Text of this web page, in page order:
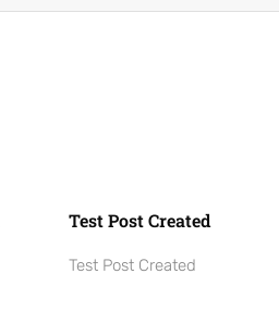
Test Post Created
Test Post Created